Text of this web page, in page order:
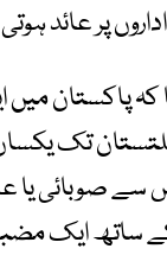
پر عائد
کہ پاکستان
تک یکساں
صوبائی یا
کے ساتھ ایک